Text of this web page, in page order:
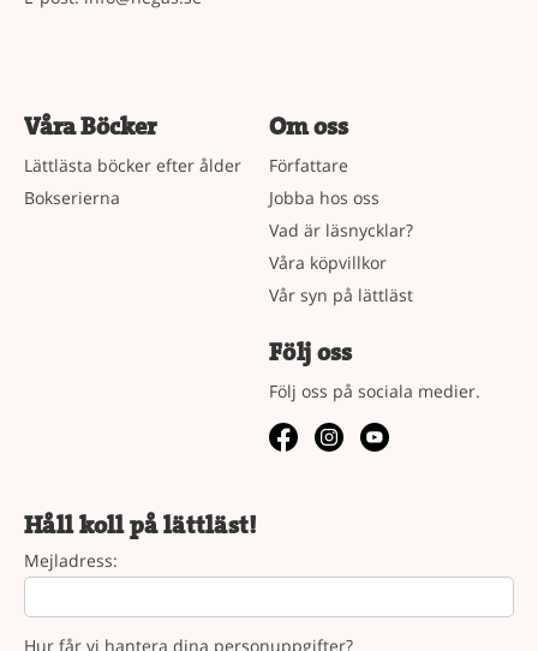
Våra Böcker
Lättlästa böcker efter ålder
Bokserierna
Om oss
Författare
Jobba hos oss
Vad är läsnycklar?
Våra köpvillkor
Vår syn på lättläst
Följ oss
Följ oss på sociala medier.
Håll koll på lättläst!
Mejladress:
Hur får vi hantera dina personuppgifter?